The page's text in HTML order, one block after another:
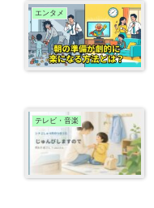
エンタメ
テレビ・音楽